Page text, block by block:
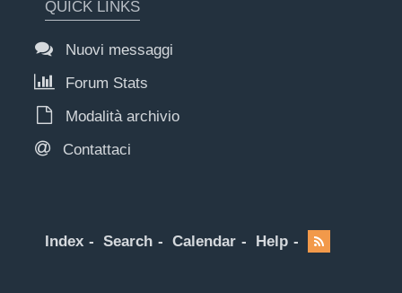
QUICK LINKS
Nuovi messaggi
Forum Stats
Modalità archivio
Contattaci
Index Search Calendar Help